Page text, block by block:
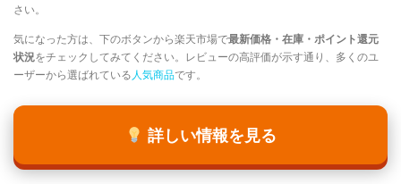
さい。
気になった方は、下のボタンから楽天市場で最新価格・在庫・ポイント還元
状況をチェックしてみてください。レビューの高評価が示す通り、多くのユ
ーザーから選ばれている人気商品です。
詳しい情報を見る